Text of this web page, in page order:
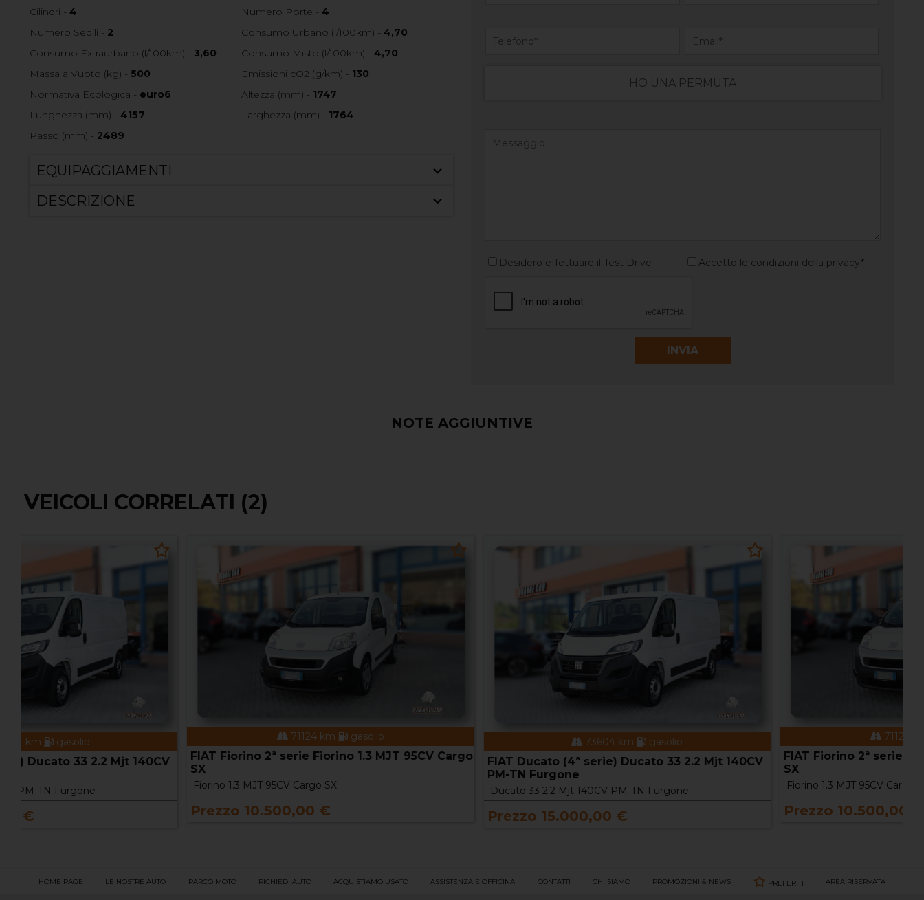
Cilindri - 4 Numero Porte - 4
Numero Sedili - 2 Consumo Urbano (l/100km) - 4,70
Consumo Extraurbano (l/100km) - 3,60 Consumo Misto (l/100km) - 4,70
Massa a Vuoto (kg) - 500 Emissioni cO2 (g/km) - 130
Normativa Ecologica - euro6 Altezza (mm) - 1747
Lunghezza (mm) - 4157 Larghezza (mm) - 1764
Passo (mm) - 2489
EQUIPAGGIAMENTI
DESCRIZIONE
HO UNA PERMUTA
Desidero effettuare il Test Drive Accetto le condizioni della privacy*
NOTE AGGIUNTIVE
VEICOLI CORRELATI (2)
FIAT Fiorino 2ª serie Fiorino 1.3 MJT 95CV Cargo
SX
Fiorino 1.3 MJT 95CV Cargo SX
Prezzo 10.500,00 €
FIAT Ducato (4ª serie) Ducato 33 2.2 Mjt 140CV
Ducato 33 2.2 Mjt 140CV PM-TN Furgone
Prezzo 15.000,00 €
FIAT Fiorino 2ª serie Fiorino 1.3 MJT 95CV Cargo
SX
Fiorino 1.3 MJT 95CV Cargo SX
Prezzo 10.500,00 €
HOME PAGE LE NOSTRE AUTO PARCO MOTO RICHIEDI AUTO ACQUISTIAMO USATO ASSISTENZA E OFFICINA CONTATTI CHI SIAMO PROMOZIONI & NEWS PREFERITI AREA RISERVATA